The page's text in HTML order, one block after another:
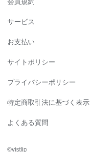
サービス
お支払い
サイトポリシー
プライバシーポリシー
特定商取引法に基づく表示
よくある質問
©︎vistlip